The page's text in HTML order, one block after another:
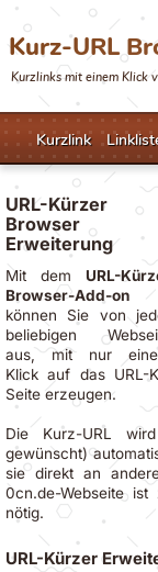
Kurz-URL
Kurzlinks mit einem Klick
Kurzlink
URL-Kürzer
Browser
Erweiterung
Mit dem URL-
Browser-Add-on
können Sie von
beliebigen
aus, mit nur
Klick auf das URL-
Seite erzeugen.
Die Kurz-URL
gewünscht)
sie direkt an
0cn.de-Webseite
nötig.
URL-Kürzer